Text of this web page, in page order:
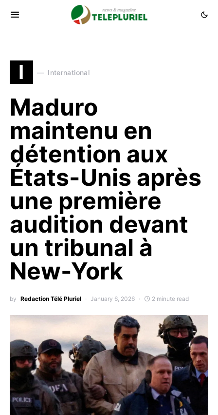
I International
Maduro
maintenu en
détention aux
États-Unis après
une première
audition devant
un tribunal à
New-York
by Redaction Télé Pluriel January 6, 2026 2 minute read